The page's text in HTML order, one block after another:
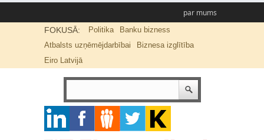
par mums
FOKUSĀ: Politika
Banku bizness
Atbalsts uzņēmējdarbībai
Biznesa izglītība
Eiro Latvijā